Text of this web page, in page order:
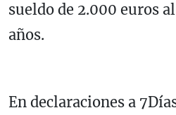
sueldo de 2.000 euros
años.
En declaraciones a